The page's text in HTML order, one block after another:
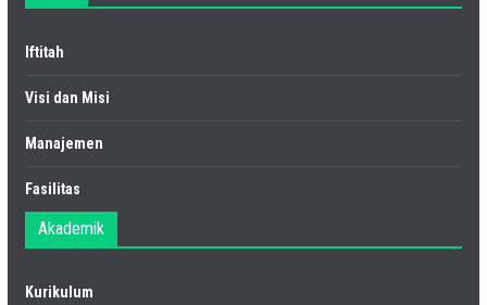
Iftitah
Visi dan Misi
Manajemen
Fasilitas
Akademik
Kurikulum